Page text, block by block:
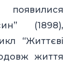
появилися
(1898),
“Життєві
життя